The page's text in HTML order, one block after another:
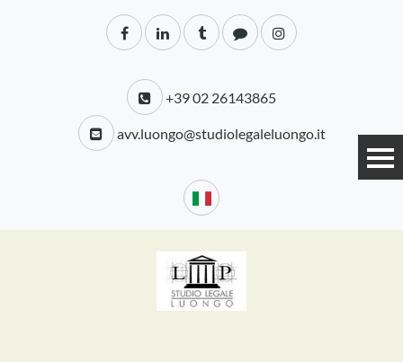
+39 02 26143865
avv.luongo@studiolegaleluongo.it